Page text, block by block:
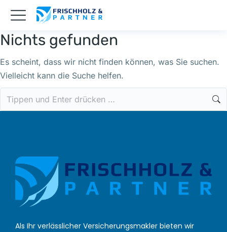
Nichts gefunden
Es scheint, dass wir nicht finden können, was Sie suchen.
Vielleicht kann die Suche helfen.
Als Ihr verlässlicher Versicherungsmakler bieten wir